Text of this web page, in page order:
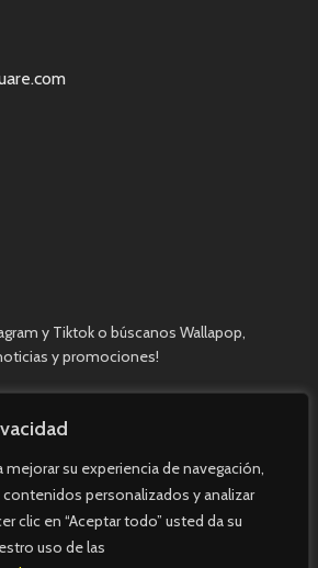
su experiencia de navegación,
personalizados y analizar
clic en “Aceptar todo” usted da su
uso de las
y Tiktok o búscanos Wallapop,
y promociones!